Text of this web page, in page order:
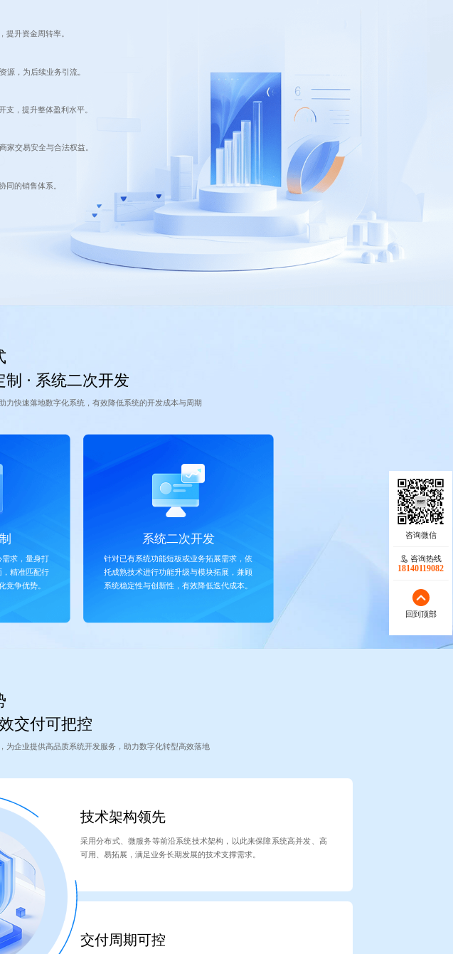
提升资金周转率。
源，为后续业务引流。
支，提升整体盈利水平。
家交易安全与合法权益。
同的销售体系。
· 系统二次开发
力快速落地数字化系统，有效降低系统的开发成本与周期
求，量身打
精准匹配行
竞争优势。
系统二次开发
针对已有系统功能短板或业务拓展需求，依
托成熟技术进行功能升级与模块拓展，兼顾
系统稳定性与创新性，有效降低迭代成本。
交付可把控
为企业提供高品质系统开发服务，助力数字化转型高效落地
技术架构领先
采用分布式、微服务等前沿系统技术架构，以此来保障系统高并发、高
可用、易拓展，满足业务长期发展的技术支撑需求。
交付周期可控
咨询热线
18140119082
回到顶部